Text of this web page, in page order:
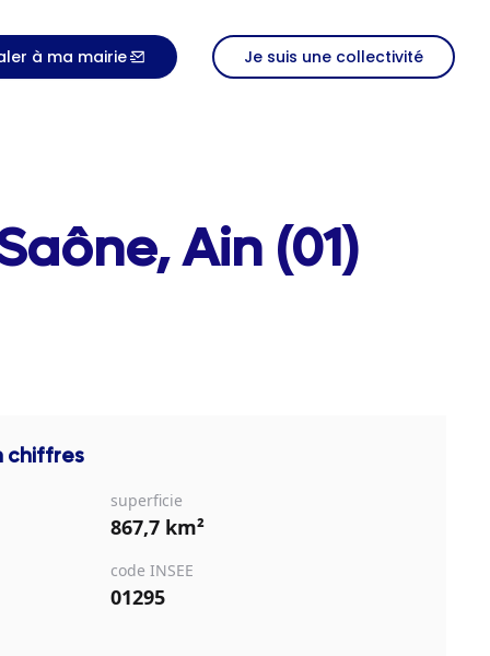
à ma mairie Je suis une collectivité
Ain (01)
chiffres
superficie
867,7 km²
code INSEE
01295